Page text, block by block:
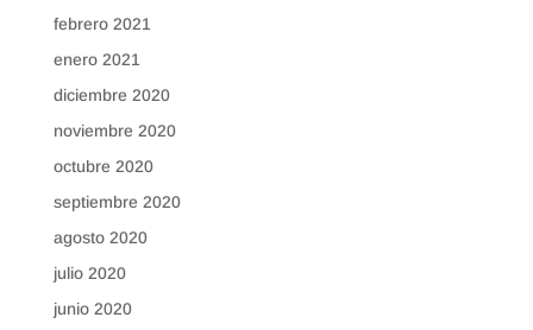
febrero 2021
enero 2021
diciembre 2020
noviembre 2020
octubre 2020
septiembre 2020
agosto 2020
julio 2020
junio 2020